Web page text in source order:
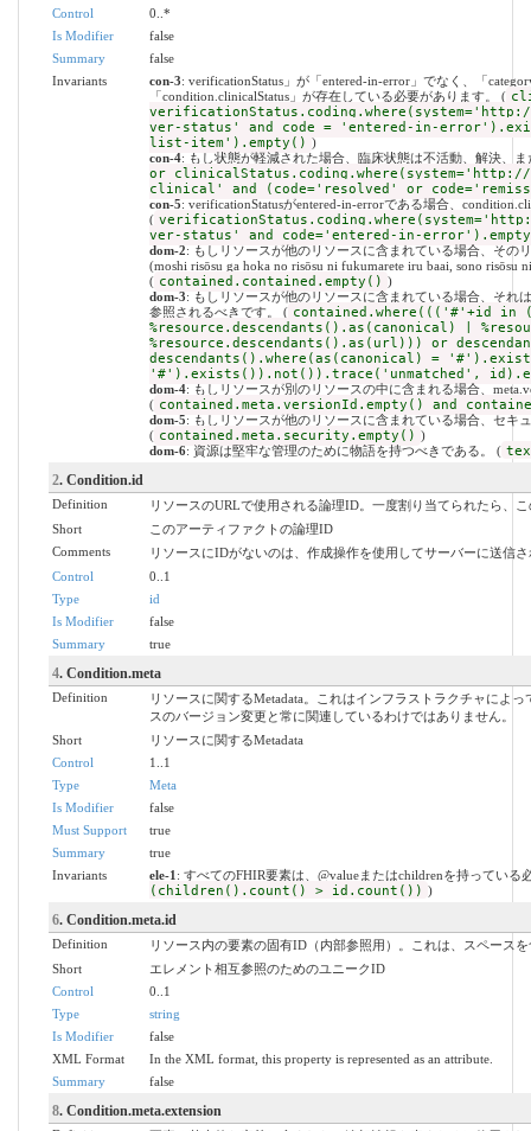
Control
0..*
Is Modifier
false
Summary
false
Invariants
con-3: verificationStatus」が「entered-in-error」でなく、「
「condition.clinicalStatus」が存在している必要があります。 (
ver-status' and code = 'entered-in-
list-item').empty() )
con-4: もし状態が軽減された場合、臨床状態は不活動、解決、
or clinicalStatus.coding.where(system='http://
clinical' and (code='resolved' or
con-5: verificationStatusがentered-in-errorである場合、
(
ver-status' and code='entered-in-
dom-2: もしリソースが他のリソースに含まれている場合、その
(moshi risōsu ga hoka no risōsu ni fukumarete iru baai, sono risōsu
( contained.contained.empty() )
dom-3: もしリソースが他のリソースに含まれている場合、それ
参照されるべきです。 ( contained.where((('#'+id in
%resource.descendants().as(canonical) |
%resource.descendants().as(url))) or
descendants().where(as(canonical) =
'#').exists()).not()).trace('unmatched',
dom-4: もしリソースが別のリソースの中に含まれる場合、
( contained.meta.versionId.empty() and
dom-5: もしリソースが他のリソースに含まれている場合、セキ
( contained.meta.security.empty() )
dom-6: 資源は堅牢な管理のために物語を持つべきである。 (
2. Condition.id
Definition
リソースのURLで使用される論理ID。一度割り当てられたら、
Short
このアーティファクトの論理ID
Comments
リソースにIDがないのは、作成操作を使用してサーバーに送信
Control
0..1
Type
id
Is Modifier
false
Summary
true
4. Condition.meta
Definition
リソースに関するMetadata。これはインフラストラクチャによ
スのバージョン変更と常に関連しているわけではありません。
Short
リソースに関するMetadata
Control
1..1
Type
Meta
Is Modifier
false
Must Support
true
Summary
true
Invariants
ele-1 : すべてのFHIR要素は、@valueまたはchildrenを持っている
(children().count() > id.count()) )
6. Condition.meta.id
Definition
リソース内の要素の固有ID（内部参照用）。これは、スペース
Short
エレメント相互参照のためのユニークID
Control
0..1
Type
string
Is Modifier
false
XML Format
In the XML format, this property is represented as an attribute.
Summary
false
8. Condition.meta.extension